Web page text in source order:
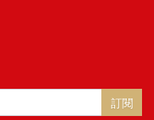
訂閱